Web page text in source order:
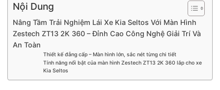
Nội Dung
Nâng Tầm Trải Nghiệm Lái Xe Kia Seltos Với Màn Hình
Zestech ZT13 2K 360 – Đỉnh Cao Công Nghệ Giải Trí Và
An Toàn
Thiết kế đẳng cấp – Màn hình lớn, sắc nét từng chi tiết
Tính năng nổi bật của màn hình Zestech ZT13 2K 360 lắp cho xe
Kia Seltos